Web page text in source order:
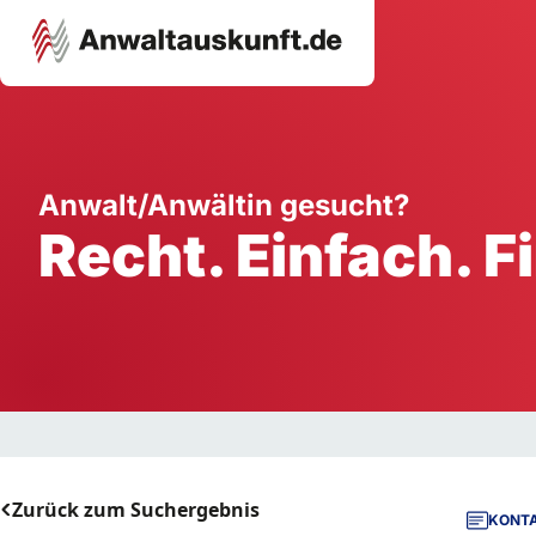
Ausbildung
Handwerk
Dienstleistung
Anwalt/Anwältin gesucht?
Recht. Einfach.
Zurück zum Suchergebnis